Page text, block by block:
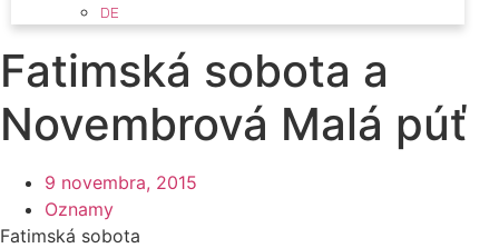
DE
Fatimská sobota a
Novembrová Malá púť
9 novembra, 2015
Oznamy
Fatimská sobota